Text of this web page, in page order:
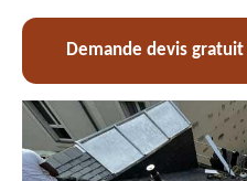
Demande devis gratuit